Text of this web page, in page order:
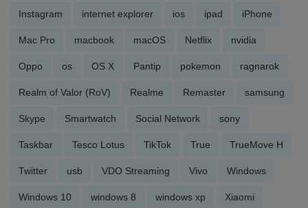
Instagram internet explorer ios ipad iPhone
Mac Pro macbook macOS Netflix nvidia
Oppo os OS X Pantip pokemon ragnarok
Realm of Valor (RoV) Realme Remaster samsung
Skype Smartwatch Social Network sony
Taskbar Tesco Lotus TikTok True TrueMove H
Twitter usb VDO Streaming Vivo Windows
Windows 10 windows 8 windows xp Xiaomi